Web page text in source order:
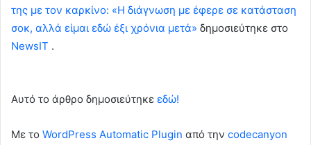
της με τον καρκίνο: «Η διάγνωση με έφερε σε κατάσταση
σοκ, αλλά είμαι εδώ έξι χρόνια μετά» δημοσιεύτηκε στο
NewsIT .
Αυτό το άρθρο δημοσιεύτηκε εδώ!
Με το WordPress Automatic Plugin από την codecanyon